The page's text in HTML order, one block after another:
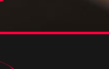
همین راستا در این مقاله قصد
موارد مرتبط با آن صحبت